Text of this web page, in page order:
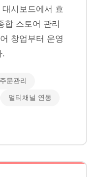
시보드에서 효
합 스토어 관리
창업부터 운영
.
문관리
멀티채널 연동